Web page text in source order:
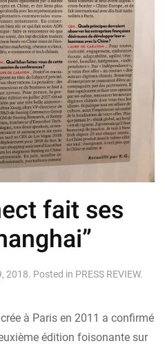
fait ses
2018. Posted in PRESS REVIEW.
à Paris en 2011 a confirmé
édition foisonante sur